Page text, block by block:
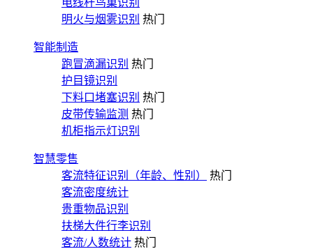
明火与烟雾识别 热门
智能制造
跑冒滴漏识别 热门
护目镜识别
下料口堵塞识别 热门
皮带传输监测 热门
机柜指示灯识别
智慧零售
客流特征识别（年龄、性别）
热门
客流密度统计
贵重物品识别
扶梯大件行李识别
客流/人数统计 热门